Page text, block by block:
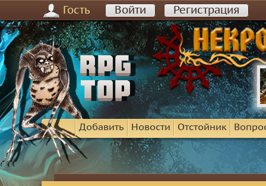
Гость Войти Регистрация
Добавить Новости Отстойник